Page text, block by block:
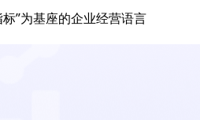
”为基座的企业经营语言